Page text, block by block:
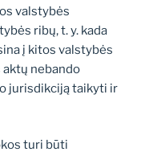
valstybės
ribų, t. y. kada
į kitos valstybės
nebando
jurisdikciją taikyti ir
turi būti